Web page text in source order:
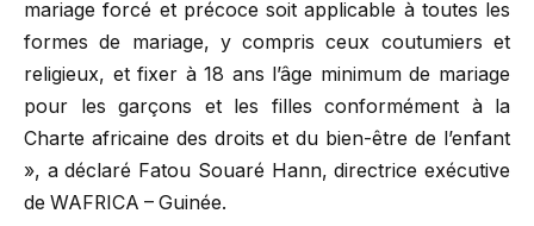
mariage forcé et précoce soit applicable à toutes les
formes de mariage, y compris ceux coutumiers et
religieux, et fixer à 18 ans l’âge minimum de mariage
pour les garçons et les filles conformément à la
Charte africaine des droits et du bien-être de l’enfant
», a déclaré Fatou Souaré Hann, directrice exécutive
de WAFRICA – Guinée.